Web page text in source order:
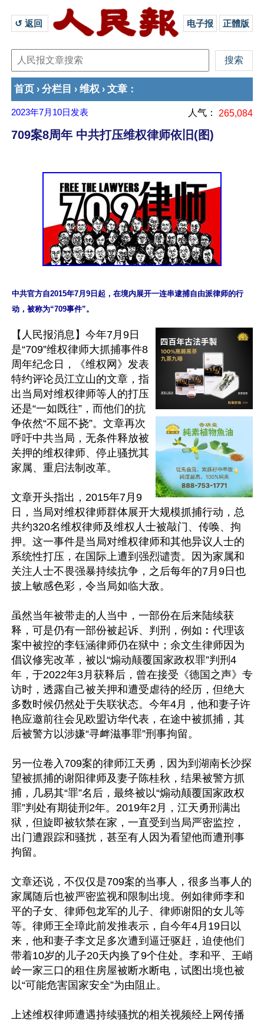
↺ 返回 电子报 正體版
首页 › 分栏目 › 维权 › 文章 ：
2023年7月10日 发表 人气： 265,084
709案8周年 中共打压维权律师依旧(图)
中共官方自2015年7月9日起，在境内展开一连串逮捕自由派律师的行
【人民报消息】今年7月9日
是“709”维权律师大抓捕事件8
周年纪念日，《维权网》发表
特约评论员江立山的文章，指
出当局对维权律师等人的打压
还是“一如既往”，而他们的抗
争依然“不屈不挠”。文章再次
呼吁中共当局，无条件释放被
关押的维权律师、停止骚扰其
家属、重启法制改革。
文章开头指出，2015年7月9
日，当局对维权律师群体展开大规模抓捕行动，总
共约320名维权律师及维权人士被敲门、传唤、拘
押。这一事件是当局对维权律师和其他异议人士的
系统性打压，在国际上遭到强烈谴责。因为家属和
关注人士不畏强暴持续抗争，之后每年的7月9日也
披上敏感色彩，令当局如临大敌。
虽然当年被带走的人当中，一部份在后来陆续获
释，可是仍有一部份被起诉、判刑，例如︰代理该
案中被控的李钰涵律师仍在狱中；余文生律师因为
倡议修宪改革，被以“煽动颠覆国家政权罪”判刑4
年，于2022年3月获释后，曾在接受《德国之声》专
访时，透露自己被关押和遭受虐待的经历，但绝大
多数时候仍然处于失联状态。今年4月，他和妻子许
艳应邀前往会见欧盟访华代表，在途中被抓捕，其
后被警方以涉嫌“寻衅滋事罪”刑事拘留。
另一位卷入709案的律师江天勇，因为到湖南长沙探
望被抓捕的谢阳律师及妻子陈桂秋，结果被警方抓
捕，几易其“罪”名后，最终被以“煽动颠覆国家政权
罪”判处有期徒刑2年。2019年2月，江天勇刑满出
狱，但旋即被软禁在家，一直受到当局严密监控，
出门遭跟踪和骚扰，甚至有人因为看望他而遭刑事
拘留。
文章还说，不仅仅是709案的当事人，很多当事人的
家属随后也被严密监视和限制出境。例如律师李和
平的子女、律师包龙军的儿子、律师谢阳的女儿等
等。律师王全璋此前发推表示，自今年4月19日以
来，他和妻子李文足多次遭到逼迁驱赶，迫使他们
带着10岁的儿子20天内换了9个住处。李和平、王峭
岭一家三口的租住房屋被断水断电，试图出境也被
以“可能危害国家安全”为由阻止。
上述维权律师遭遇持续骚扰的相关视频经上网传播